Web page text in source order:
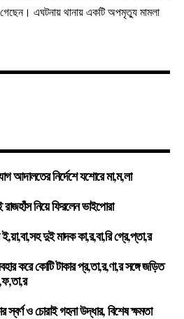
এঘটনায় থানায় একটি অপমৃত্যু মামলা
আদালতের নির্দেশে যশোরে মা,ম,লা
নিয়ে ফিরলেন ভাইপোরা
দুই মাদক কা,র,বা,রি গ্রে,প্তা,র
করে কোটি টাকার প্র,তা,র,ণা,র সঙ্গে জড়িত
ও চোরাই গহনা উদ্ধার, বিশেষ ক্ষমতা